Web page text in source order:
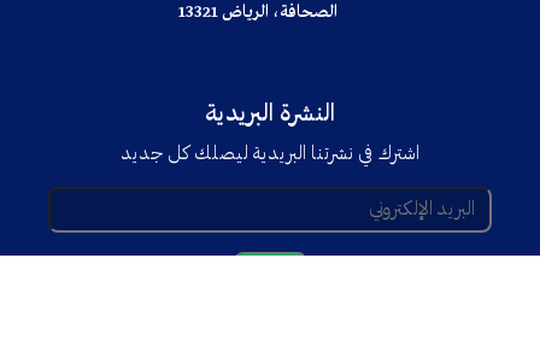
الصحافة، الرياض 13321
النشرة البريدية
اشترك في نشرتنا البريدية ليصلك كل جديد